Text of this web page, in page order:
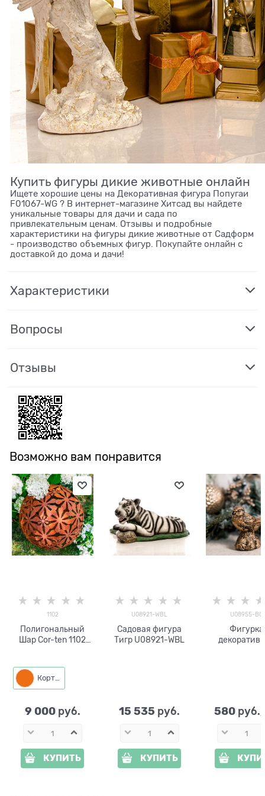
Купить фигуры дикие животные онлайн
Ищете хорошие цены на Декоративная фигура Попугаи
F01067-WG ? В интернет-магазине Хитсад вы найдете
уникальные товары для дачи и сада по
привлекательным ценам. Отзывы и подробные
характеристики на фигуры дикие животные от Садформ
- производство объемных фигур. Покупайте онлайн с
доставкой до дома и дачи!
Характеристики
Вопросы
Отзывы
Возможно вам понравится
1102
Полигональный
Шар Cor-ten 1102
Кортен
9 000 руб.
КУПИТЬ
U08921-WBL
Садовая фигура
Тигр U08921-WBL
15 535 руб.
КУПИТЬ
U08955-BG
Фигурка
580